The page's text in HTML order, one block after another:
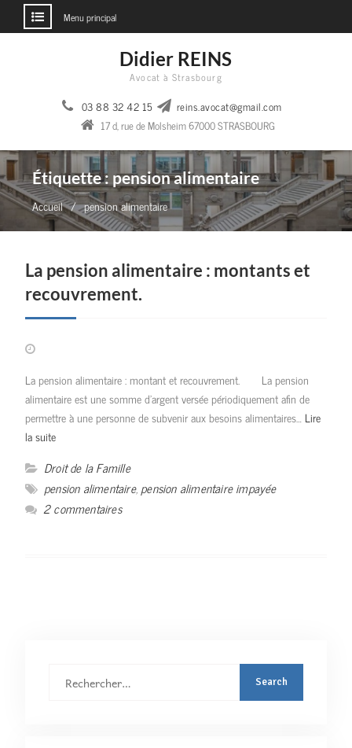
Menu principal
Didier REINS
Avocat à Strasbourg
03 88 32 42 15
reins.avocat@gmail.com
17 d, rue de Molsheim 67000 STRASBOURG
Étiquette : pension alimentaire
Accueil pension alimentaire
La pension alimentaire : montants et
recouvrement.
La pension alimentaire : montant et recouvrement. La pension
alimentaire est une somme d’argent versée périodiquement afin de
permettre à une personne de subvenir aux besoins alimentaires… Lire
la suite
Droit de la Famille
pension alimentaire,pension alimentaire impayée
2 commentaires